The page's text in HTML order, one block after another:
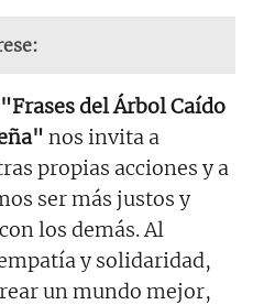
"Frases del Árbol Caído
nos invita a
propias acciones y a
ser más justos y
los demás. Al
y solidaridad,
un mundo mejor,